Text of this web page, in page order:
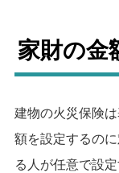
家財の金
建物の火災保険
額を設定するの
る人が任意で設